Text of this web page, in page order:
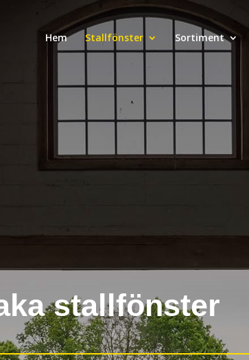
Hem Stallfönster Sortiment
stallfönster